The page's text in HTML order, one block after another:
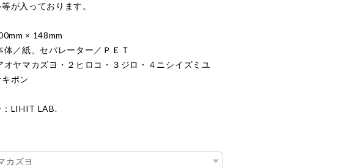
が入っております。
× 148mm
体／紙、セパレーター／ＰＥＴ
オヤマカズヨ・２ヒロコ・３ジロ・４ニシイズミユ
ポン
：LIHIT LAB.